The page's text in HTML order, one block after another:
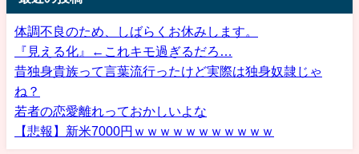
体調不良のため、しばらくお休みします。
『見える化』←これキモ過ぎるだろ…
昔独身貴族って言葉流行ったけど実際は独身奴隷じゃ
ね？
若者の恋愛離れっておかしいよな
【悲報】新米7000円ｗｗｗｗｗｗｗｗｗｗｗ